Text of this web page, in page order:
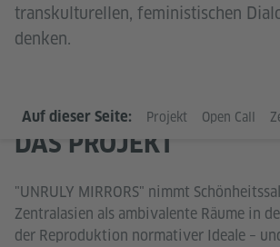
transkulturellen, feministischen
denken.
Auf dieser Seite: Projekt Open Call
DAS PROJEKT
"UNRULY MIRRORS" nimmt
Zentralasien als ambivalente Räume in
der Reproduktion normativer Ideale –